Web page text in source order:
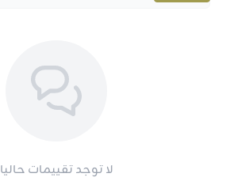
لا توجد تقييمات حاليا